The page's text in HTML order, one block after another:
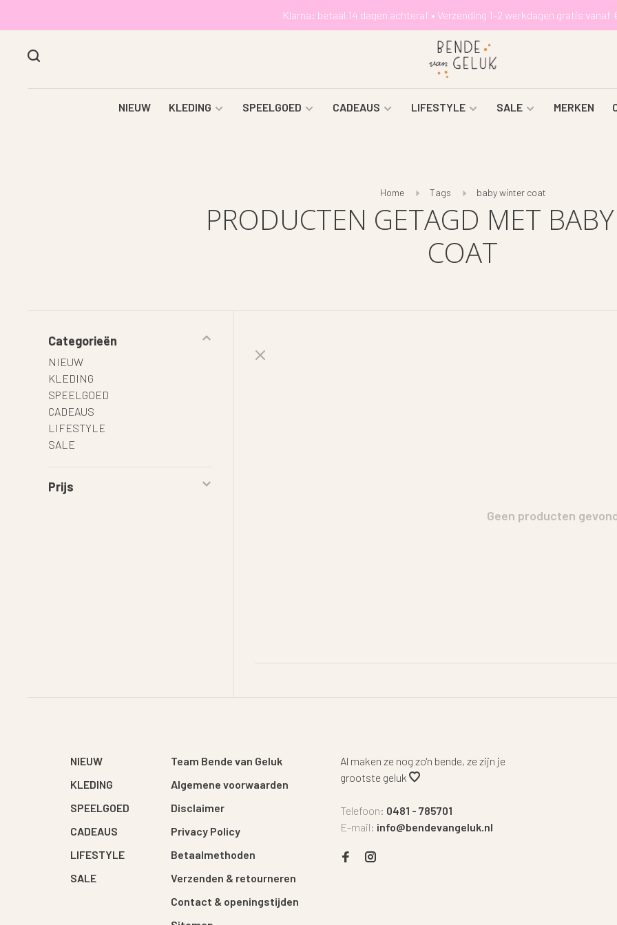
Klarna: betaal 14 dagen achteraf • Verzending 1-2 werkdagen gratis vanaf
NIEUW KLEDING SPEELGOED CADEAUS LIFESTYLE SALE MERKEN
Home Tags baby winter coat
PRODUCTEN GETAGD MET
COAT
Categorieën
NIEUW
KLEDING
SPEELGOED
CADEAUS
LIFESTYLE
SALE
Prijs
Geen producten
NIEUW
KLEDING
SPEELGOED
CADEAUS
LIFESTYLE
SALE
Team Bende van Geluk
Algemene voorwaarden
Disclaimer
Privacy Policy
Betaalmethoden
Verzenden & retourneren
Contact & openingstijden
Al maken ze nog zo'n bende, ze zijn je
grootste geluk
Telefoon: 0481 - 785701
E-mail: info@bendevangeluk.nl